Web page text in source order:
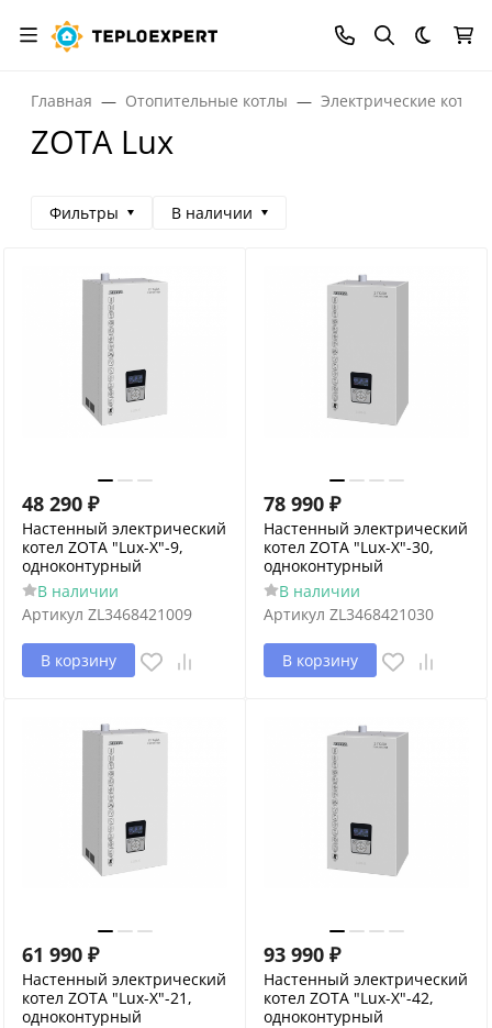
Темная
Главная Отопительные котлы Электрические котлы
ZOTA Lux
Фильтры В наличии
48 290 ₽
Настенный электрический
котел ZOTA "Lux-X"-9,
одноконтурный
В наличии
Артикул ZL3468421009
В корзину
78 990 ₽
Настенный электрический
котел ZOTA "Lux-X"-30,
одноконтурный
В наличии
Артикул ZL3468421030
В корзину
61 990 ₽
Настенный электрический
котел ZOTA "Lux-X"-21,
одноконтурный
93 990 ₽
Настенный электрический
котел ZOTA "Lux-X"-42,
одноконтурный